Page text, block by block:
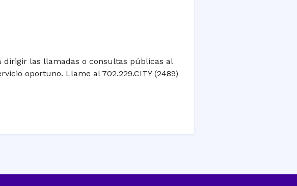
dirigir las llamadas o consultas públicas al
oportuno. Llame al 702.229.CITY (2489)